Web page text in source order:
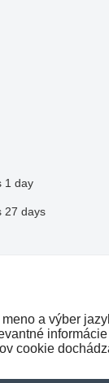
1 day
27 days
a výber
cookie